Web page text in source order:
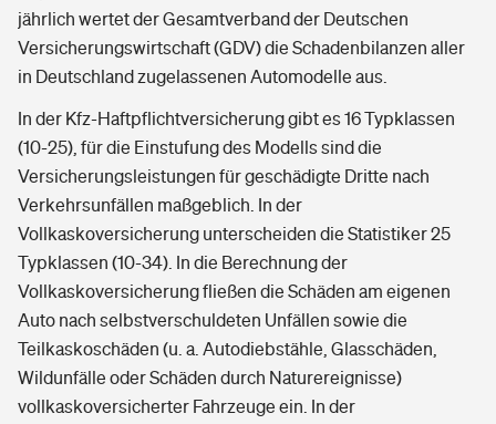
jährlich wertet der Gesamtverband der Deutschen
Versicherungswirtschaft (GDV) die Schadenbilanzen aller
in Deutschland zugelassenen Automodelle aus.
In der Kfz-Haftpflichtversicherung gibt es 16 Typklassen
(10-25), für die Einstufung des Modells sind die
Versicherungsleistungen für geschädigte Dritte nach
Verkehrsunfällen maßgeblich. In der
Vollkaskoversicherung unterscheiden die Statistiker 25
Typklassen (10-34). In die Berechnung der
Vollkaskoversicherung fließen die Schäden am eigenen
Auto nach selbstverschuldeten Unfällen sowie die
Teilkaskoschäden (u. a. Autodiebstähle, Glasschäden,
Wildunfälle oder Schäden durch Naturereignisse)
vollkaskoversicherter Fahrzeuge ein. In der